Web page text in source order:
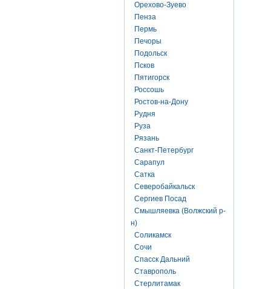
Орехово-Зуево
Пенза
Пермь
Печоры
Подольск
Псков
Пятигорск
Россошь
Ростов-на-Дону
Рудня
Руза
Рязань
Санкт-Петербург
Сарапул
Сатка
Северобайкальск
Сергиев Посад
Смышляевка (Волжский р-
н)
Соликамск
Сочи
Спасск Дальний
Ставрополь
Стерлитамак